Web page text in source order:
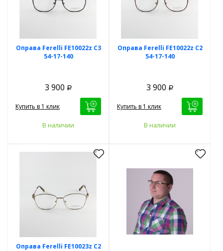
Оправа Ferelli FE10022z C3
54-17-140
3 900 Р
Купить в 1 клик
В наличии
Оправа Ferelli FE10022z C2
54-17-140
3 900 Р
Купить в 1 клик
В наличии
Оправа Ferelli FE10023z C2